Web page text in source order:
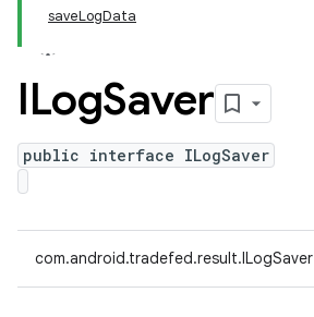
saveLogData
ILogSaver
public interface ILogSaver
com.android.tradefed.result.ILogSaver